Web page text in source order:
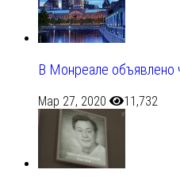
В Монреале объявлено
Мар 27, 2020 11,732